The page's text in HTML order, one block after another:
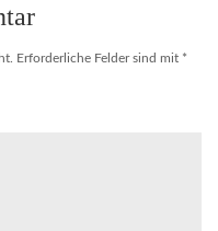
Erforderliche Felder sind mit *